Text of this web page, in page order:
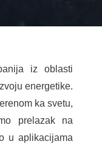
iz oblasti
energetike.
ka svetu,
prelazak na
u aplikacijama